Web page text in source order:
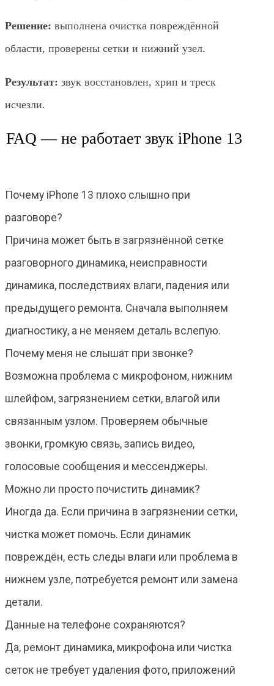
Решение: выполнена очистка повреждённой
области, проверены сетки и нижний узел.
Результат: звук восстановлен, хрип и треск
исчезли.
FAQ — не работает звук iPhone 13
Почему iPhone 13 плохо слышно при
разговоре?
Причина может быть в загрязнённой сетке
разговорного динамика, неисправности
динамика, последствиях влаги, падения или
предыдущего ремонта. Сначала выполняем
диагностику, а не меняем деталь вслепую.
Почему меня не слышат при звонке?
Возможна проблема с микрофоном, нижним
шлейфом, загрязнением сетки, влагой или
связанным узлом. Проверяем обычные
звонки, громкую связь, запись видео,
голосовые сообщения и мессенджеры.
Можно ли просто почистить динамик?
Иногда да. Если причина в загрязнении сетки,
чистка может помочь. Если динамик
повреждён, есть следы влаги или проблема в
нижнем узле, потребуется ремонт или замена
детали.
Данные на телефоне сохраняются?
Да, ремонт динамика, микрофона или чистка
сеток не требует удаления фото, приложений